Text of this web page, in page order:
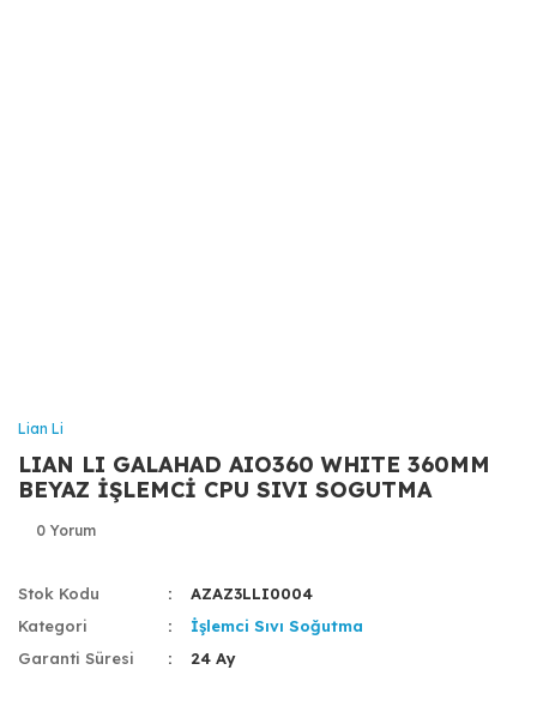
Lian Li
LIAN LI GALAHAD AIO360 WHITE 360MM
BEYAZ İŞLEMCİ CPU SIVI SOGUTMA
0 Yorum
Stok Kodu
AZAZ3LLI0004
Kategori
İşlemci Sıvı Soğutma
Garanti Süresi
24 Ay